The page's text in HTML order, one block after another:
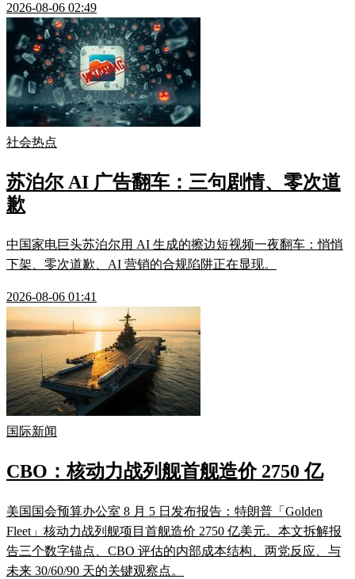
2026-08-06 02:49
社会热点
苏泊尔 AI 广告翻车：三句剧情、零次道
歉
中国家电巨头苏泊尔用 AI 生成的擦边短视频一夜翻车：悄悄
下架、零次道歉、AI 营销的合规陷阱正在显现。
2026-08-06 01:41
国际新闻
CBO：核动力战列舰首舰造价 2750 亿
美国国会预算办公室 8 月 5 日发布报告：特朗普「Golden
Fleet」核动力战列舰项目首舰造价 2750 亿美元。本文拆解报
告三个数字锚点、CBO 评估的内部成本结构、两党反应、与
未来 30/60/90 天的关键观察点。